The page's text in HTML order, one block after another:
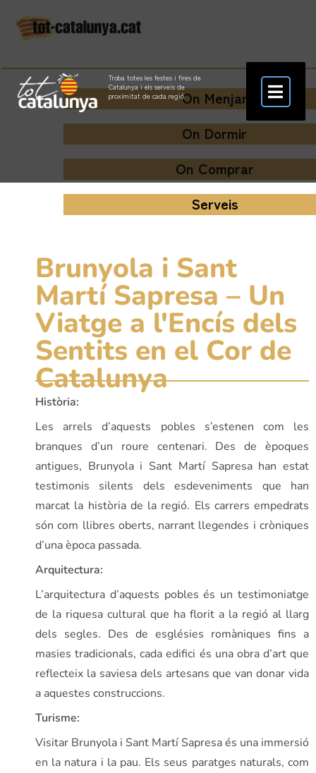
Troba totes les festes i fires de
Catalunya i els serveis de
proximitat de cada regió.On Menjar
On Dormir
On Comprar
Serveis
Brunyola i Sant
Martí Sapresa – Un
Viatge a l'Encís dels
Sentits en el Cor de
Catalunya
Història:
Les arrels d’aquests pobles s’estenen com les
branques d’un roure centenari. Des de èpoques
antigues, Brunyola i Sant Martí Sapresa han estat
testimonis silents dels esdeveniments que han
marcat la història de la regió. Els carrers empedrats
són com llibres oberts, narrant llegendes i cròniques
d’una època passada.
Arquitectura:
L’arquitectura d’aquests pobles és un testimoniatge
de la riquesa cultural que ha florit a la regió al llarg
dels segles. Des de esglésies romàniques fins a
masies tradicionals, cada edifici és una obra d’art que
reflecteix la saviesa dels artesans que van donar vida
a aquestes construccions.
Turisme:
Visitar Brunyola i Sant Martí Sapresa és una immersió
en la natura i la pau. Els seus paratges naturals, com